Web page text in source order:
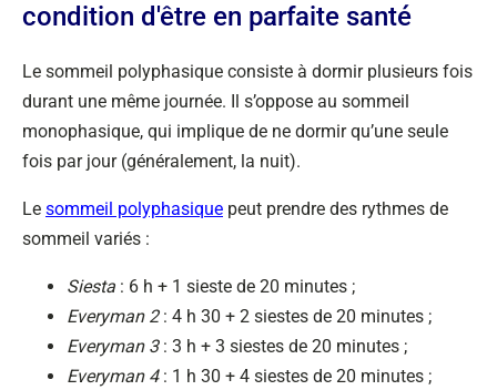
condition d'être en parfaite santé
Le sommeil polyphasique consiste à dormir plusieurs fois
durant une même journée. Il s’oppose au sommeil
monophasique, qui implique de ne dormir qu’une seule
fois par jour (généralement, la nuit).
Le sommeil polyphasique peut prendre des rythmes de
sommeil variés :
Siesta : 6 h + 1 sieste de 20 minutes ;
Everyman 2: 4 h 30 + 2 siestes de 20 minutes ;
Everyman 3: 3 h + 3 siestes de 20 minutes ;
Everyman 4: 1 h 30 + 4 siestes de 20 minutes ;